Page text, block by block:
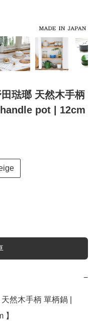
琺瑯 天然木手柄
pot | 12cm
−
然木手柄 單柄鍋 |
】﻿